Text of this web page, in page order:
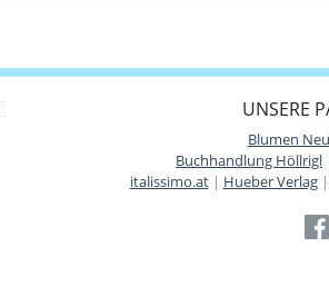
UNSERE
Blumen
Buchhandlung Höllrigl
italissimo.at| Hueber Verlag|